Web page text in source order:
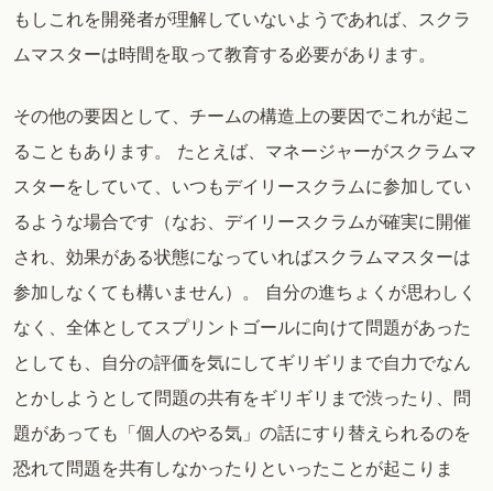
もしこれを開発者が理解していないようであれば、スクラ
ムマスターは時間を取って教育する必要があります。
その他の要因として、チームの構造上の要因でこれが起こ
ることもあります。 たとえば、マネージャーがスクラムマ
スターをしていて、いつもデイリースクラムに参加してい
るような場合です（なお、デイリースクラムが確実に開催
され、効果がある状態になっていればスクラムマスターは
参加しなくても構いません）。 自分の進ちょくが思わしく
なく、全体としてスプリントゴールに向けて問題があった
としても、自分の評価を気にしてギリギリまで自力でなん
とかしようとして問題の共有をギリギリまで渋ったり、問
題があっても「個人のやる気」の話にすり替えられるのを
恐れて問題を共有しなかったりといったことが起こりま